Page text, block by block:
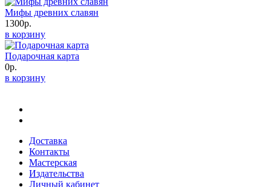
Мифы древних славян
1300р.
в корзину
Подарочная карта
0р.
в корзину
Доставка
Контакты
Мастерская
Издательства
Личный кабинет